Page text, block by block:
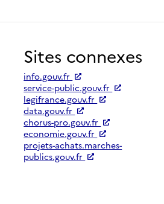
Sites connexes
info.gouv.fr
service-public.gouv.fr
legifrance.gouv.fr
data.gouv.fr
chorus-pro.gouv.fr
economie.gouv.fr
projets-achats.marches-
publics.gouv.fr